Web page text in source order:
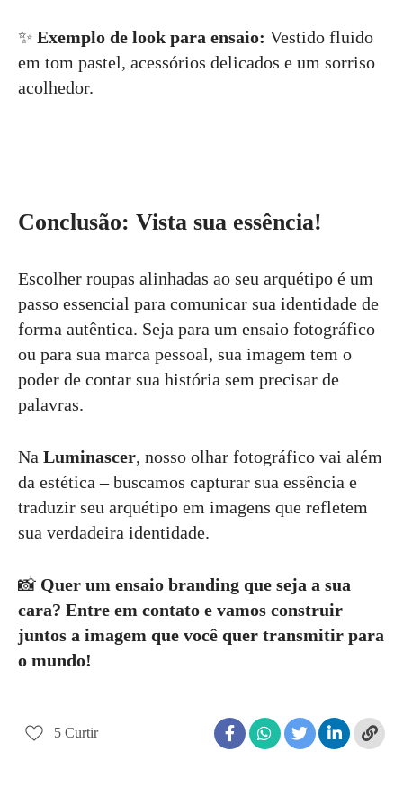
✨ Exemplo de look para ensaio: Vestido fluido
em tom pastel, acessórios delicados e um sorriso
acolhedor.
Conclusão: Vista sua essência!
Escolher roupas alinhadas ao seu arquétipo é um
passo essencial para comunicar sua identidade de
forma autêntica. Seja para um ensaio fotográfico
ou para sua marca pessoal, sua imagem tem o
poder de contar sua história sem precisar de
palavras.
Na Luminascer, nosso olhar fotográfico vai além
da estética – buscamos capturar sua essência e
traduzir seu arquétipo em imagens que refletem
sua verdadeira identidade.
📸 Quer um ensaio branding que seja a sua
cara? Entre em contato e vamos construir
juntos a imagem que você quer transmitir para
o mundo!
5 Curtir